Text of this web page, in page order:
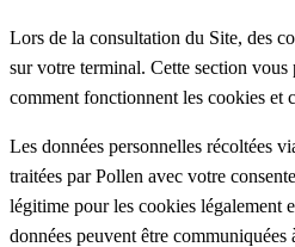
Lors de la consultation du Site, des
sur votre terminal. Cette section
comment fonctionnent les cookies et
Les données personnelles récoltées
traitées par Pollen avec votre
légitime pour les cookies légalement
données peuvent être communiquées